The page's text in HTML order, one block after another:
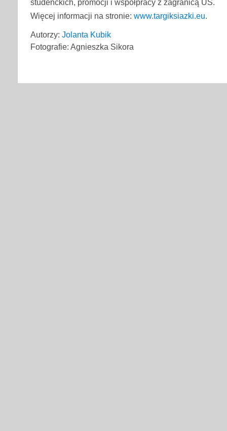
studenckich, promocji i współpracy z zagranicą UŚ.
Więcej informacji na stronie: www.targiksiazki.eu.
Autorzy: Jolanta Kubik
Fotografie: Agnieszka Sikora